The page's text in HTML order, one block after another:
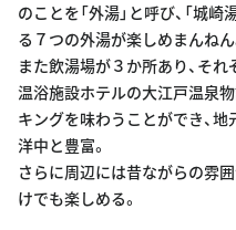
のことを「外湯」と呼び、「城
る７つの外湯が楽しめまんねん
また飲湯場が３か所あり、それ
温浴施設ホテルの大江戸温泉
キングを味わうことができ、
洋中と豊富。
さらに周辺には昔ながらの雰
けでも楽しめる。